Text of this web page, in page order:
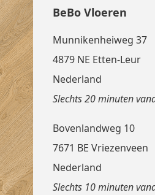
BeBo Vloeren
Munnikenheiweg 37
4879 NE Etten-Leur
Nederland
Slechts 20 minuten
Bovenlandweg 10
7671 BE Vriezenveen
Nederland
Slechts 10 minuten